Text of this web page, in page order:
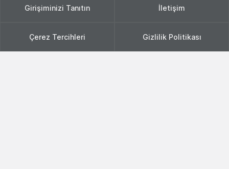
Girişiminizi Tanıtın İletişim
Çerez Tercihleri Gizlilik Politikası